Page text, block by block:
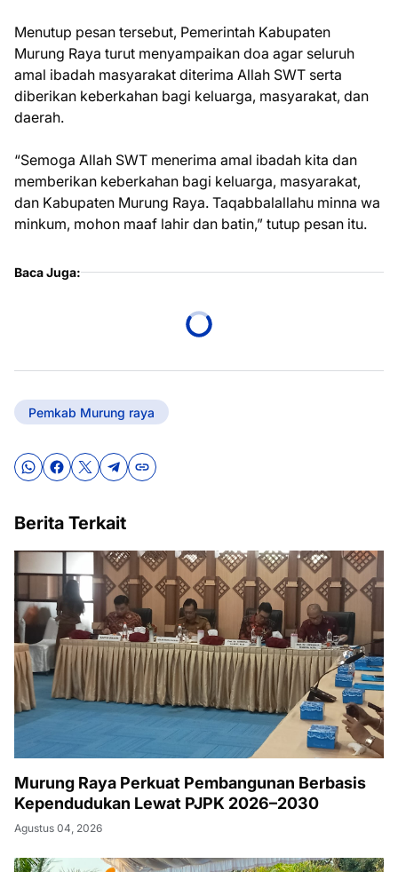
Menutup pesan tersebut, Pemerintah Kabupaten
Murung Raya turut menyampaikan doa agar seluruh
amal ibadah masyarakat diterima Allah SWT serta
diberikan keberkahan bagi keluarga, masyarakat, dan
daerah.
“Semoga Allah SWT menerima amal ibadah kita dan
memberikan keberkahan bagi keluarga, masyarakat,
dan Kabupaten Murung Raya. Taqabbalallahu minna wa
minkum, mohon maaf lahir dan batin,” tutup pesan itu.
Baca Juga:
Pemkab Murung raya
Berita Terkait
Murung Raya Perkuat Pembangunan Berbasis
Kependudukan Lewat PJPK 2026–2030
Agustus 04, 2026